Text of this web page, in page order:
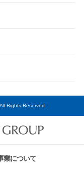
Rights Reserved.
業について